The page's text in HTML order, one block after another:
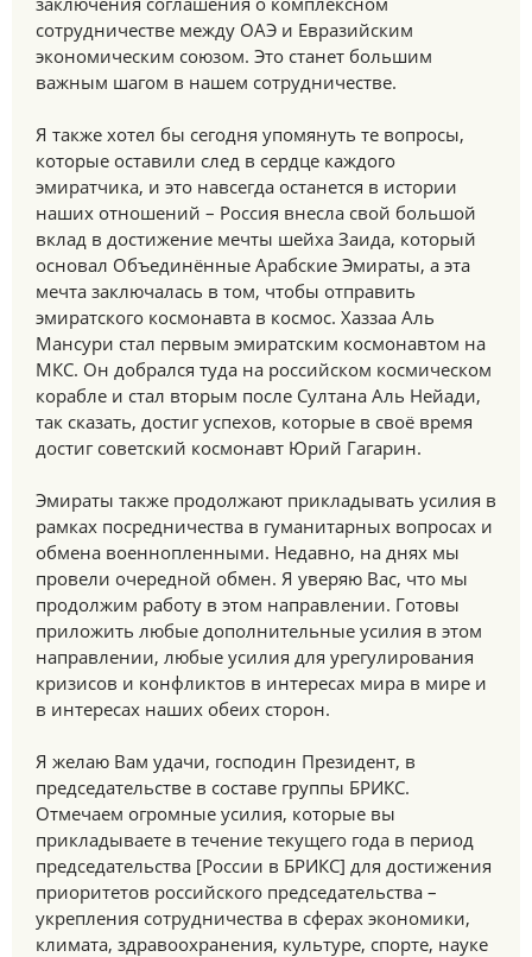
сотрудничестве между ОАЭ и Евразийским
экономическим союзом. Это станет большим
важным шагом в нашем сотрудничестве.
Я также хотел бы сегодня упомянуть те вопросы,
которые оставили след в сердце каждого
эмиратчика, и это навсегда останется в истории
наших отношений – Россия внесла свой большой
вклад в достижение мечты шейха Заида, который
основал Объединённые Арабские Эмираты, а эта
мечта заключалась в том, чтобы отправить
эмиратского космонавта в космос. Хаззаа Аль
Мансури стал первым эмиратским космонавтом на
МКС. Он добрался туда на российском космическом
корабле и стал вторым после Султана Аль Нейади,
так сказать, достиг успехов, которые в своё время
достиг советский космонавт Юрий Гагарин.
Эмираты также продолжают прикладывать усилия в
рамках посредничества в гуманитарных вопросах и
обмена военнопленными. Недавно, на днях мы
провели очередной обмен. Я уверяю Вас, что мы
продолжим работу в этом направлении. Готовы
приложить любые дополнительные усилия в этом
направлении, любые усилия для урегулирования
кризисов и конфликтов в интересах мира в мире и
в интересах наших обеих сторон.
Я желаю Вам удачи, господин Президент, в
председательстве в составе группы БРИКС.
Отмечаем огромные усилия, которые вы
прикладываете в течение текущего года в период
председательства [России в БРИКС] для достижения
приоритетов российского председательства –
укрепления сотрудничества в сферах экономики,
климата, здравоохранения, культуре, спорте, науке